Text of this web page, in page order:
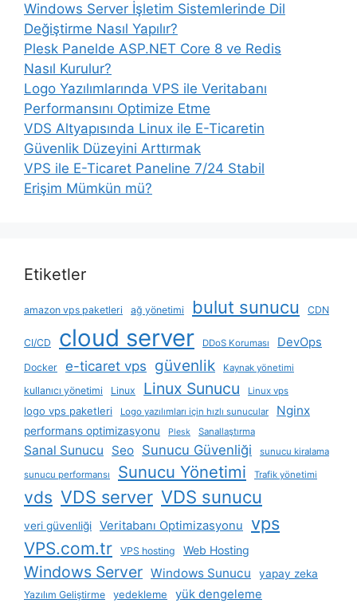
Windows Server İşletim Sistemlerinde Dil
Değiştirme Nasıl Yapılır?
Plesk Panelde ASP.NET Core 8 ve Redis
Nasıl Kurulur?
Logo Yazılımlarında VPS ile Veritabanı
Performansını Optimize Etme
VDS Altyapısında Linux ile E-Ticaretin
Güvenlik Düzeyini Arttırmak
VPS ile E-Ticaret Paneline 7/24 Stabil
Erişim Mümkün mü?
Etiketler
amazon vps paketleri ağ yönetimi bulut sunucu CDN
CI/CD cloud server DDoS Koruması DevOps
Docker e-ticaret vps güvenlik Kaynak yönetimi
kullanıcı yönetimi Linux Linux Sunucu Linux vps
logo vps paketleri Logo yazılımları için hızlı sunucular Nginx
performans optimizasyonu Plesk Sanallaştırma
Sanal Sunucu Seo Sunucu Güvenliği sunucu kiralama
sunucu performansı Sunucu Yönetimi Trafik yönetimi
vds VDS server VDS sunucu
veri güvenliği Veritabanı Optimizasyonu vps
VPS.com.tr VPS hosting Web Hosting
Windows Server Windows Sunucu yapay zeka
Yazılım Geliştirme yedekleme yük dengeleme